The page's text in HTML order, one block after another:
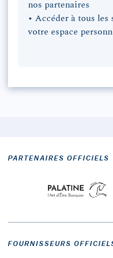
nos partenaires
• Accéder à tous les
votre espace
PARTENAIRES OFFICIELS
FOURNISSEURS